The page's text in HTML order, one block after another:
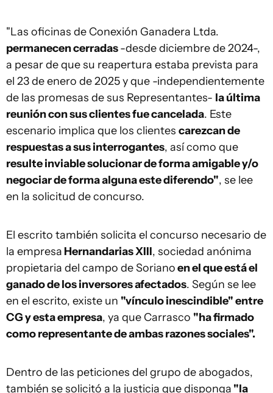
"Las oficinas de Conexión Ganadera Ltda.
permanecen cerradas-desde diciembre de 2024-,
a pesar de que su reapertura estaba prevista para
el 23 de enero de 2025 y que -independientemente
de las promesas de sus Representantes- la última
reunión con sus clientes fue cancelada. Este
escenario implica que los clientes carezcan de
respuestas a sus interrogantes, así como que
resulte inviable solucionar de forma amigable y/o
negociar de forma alguna este diferendo", se lee
en la solicitud de concurso.
El escrito también solicita el concurso necesario de
la empresa Hernandarias XIII, sociedad anónima
propietaria del campo de Sorianoen el que está el
ganado de los inversores afectados. Según se lee
en el escrito, existe un "vínculo inescindible" entre
CG y esta empresa, ya que Carrasco "ha firmado
como representante de ambas razones sociales".
Dentro de las peticiones del grupo de abogados,
también se solicitó a la justicia que disponga "la